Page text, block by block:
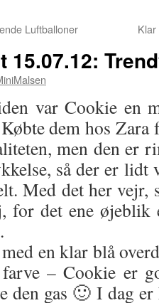
Luftballoner
15.07.12:
var Cookie en
dem hos
men den er
så der er lidt
Med det her vejr,
for det ene øjeblik
en klar blå
farve – Cookie er
den gas 🙂 I dag